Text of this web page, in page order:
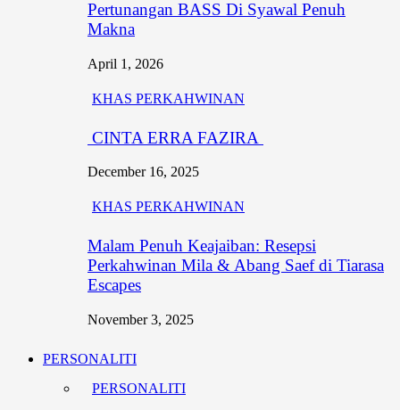
Pertunangan BASS Di Syawal Penuh
Makna
April 1, 2026
KHAS PERKAHWINAN
CINTA ERRA FAZIRA
December 16, 2025
KHAS PERKAHWINAN
Malam Penuh Keajaiban: Resepsi
Perkahwinan Mila & Abang Saef di Tiarasa
Escapes
November 3, 2025
PERSONALITI
PERSONALITI